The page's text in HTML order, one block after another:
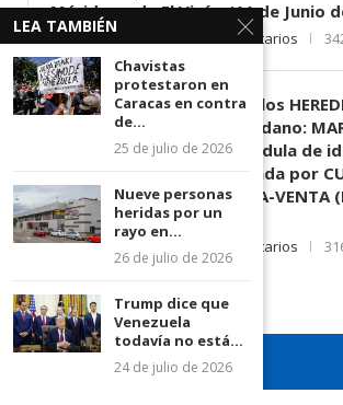
Mérida, sede El Vigía. (11 de Junio
11 de junio de 2026 0 comentarios
EDICTO SE HACE SABER: A los
DESCONOCIDOS del ciudadano:
MORENO HERRERA, (
) cédula de
3.003.963, Parte demandada por
DE CONTRATO DE COMPRA-
Junio de 2026)
17 de junio de 2026 0 comentarios
LEA TAMBIÉN
Chavistas
protestaron en
Caracas en contra
de...
25 de julio de 2026
Nueve personas
heridas por un
rayo en...
26 de julio de 2026
Trump dice que
Venezuela
todavía no está...
24 de julio de 2026